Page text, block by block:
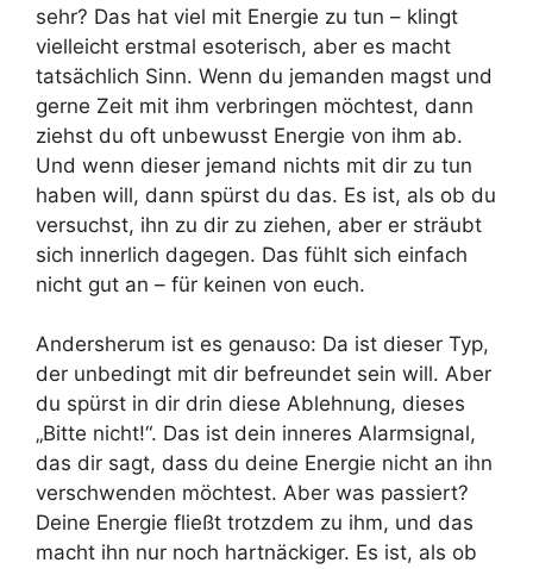
sehr? Das hat viel mit Energie zu tun – klingt
vielleicht erstmal esoterisch, aber es macht
tatsächlich Sinn. Wenn du jemanden magst und
gerne Zeit mit ihm verbringen möchtest, dann
ziehst du oft unbewusst Energie von ihm ab.
Und wenn dieser jemand nichts mit dir zu tun
haben will, dann spürst du das. Es ist, als ob du
versuchst, ihn zu dir zu ziehen, aber er sträubt
sich innerlich dagegen. Das fühlt sich einfach
nicht gut an – für keinen von euch.
Andersherum ist es genauso: Da ist dieser Typ,
der unbedingt mit dir befreundet sein will. Aber
du spürst in dir drin diese Ablehnung, dieses
„Bitte nicht!“. Das ist dein inneres Alarmsignal,
das dir sagt, dass du deine Energie nicht an ihn
verschwenden möchtest. Aber was passiert?
Deine Energie fließt trotzdem zu ihm, und das
macht ihn nur noch hartnäckiger. Es ist, als ob